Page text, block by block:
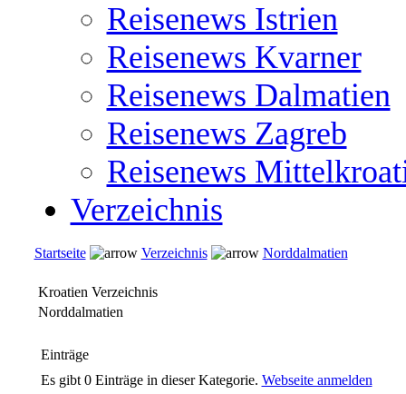
Reisenews Istrien
Reisenews Kvarner
Reisenews Dalmatien
Reisenews Zagreb
Reisenews
Verzeichnis
Startseite Verzeichnis Norddalmatien
Kroatien Verzeichnis
Norddalmatien
Einträge
Es gibt 0 Einträge in dieser Kategorie. Webseite anmelden